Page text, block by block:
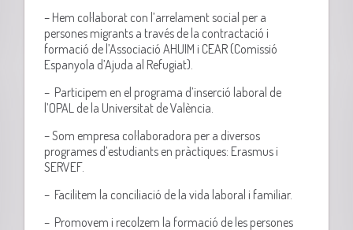
– Hem col·laborat con l’arrelament social per a
persones migrants a través de la contractació i
formació de l’Associació AHUIM i CEAR (Comissió
Espanyola d’Ajuda al Refugiat).
– Participem en el programa d’inserció laboral de
l’OPAL de la Universitat de València.
– Som empresa col·laboradora per a diversos
programes d’estudiants en pràctiques: Erasmus i
SERVEF.
– Facilitem la conciliació de la vida laboral i familiar.
– Promovem i recolzem la formació de les persones